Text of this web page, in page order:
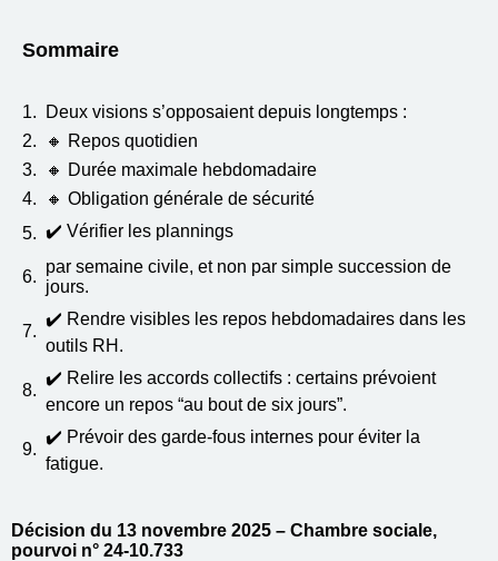
Sommaire
Deux visions s’opposaient depuis longtemps :
🔸 Repos quotidien
🔸 Durée maximale hebdomadaire
🔸 Obligation générale de sécurité
✔️ Vérifier les plannings
par semaine civile, et non par simple succession de
jours.
✔️ Rendre visibles les repos hebdomadaires dans les
outils RH.
✔️ Relire les accords collectifs : certains prévoient
encore un repos “au bout de six jours”.
✔️ Prévoir des garde-fous internes pour éviter la
fatigue.
Décision du 13 novembre 2025 – Chambre sociale,
pourvoi n° 24-10.733